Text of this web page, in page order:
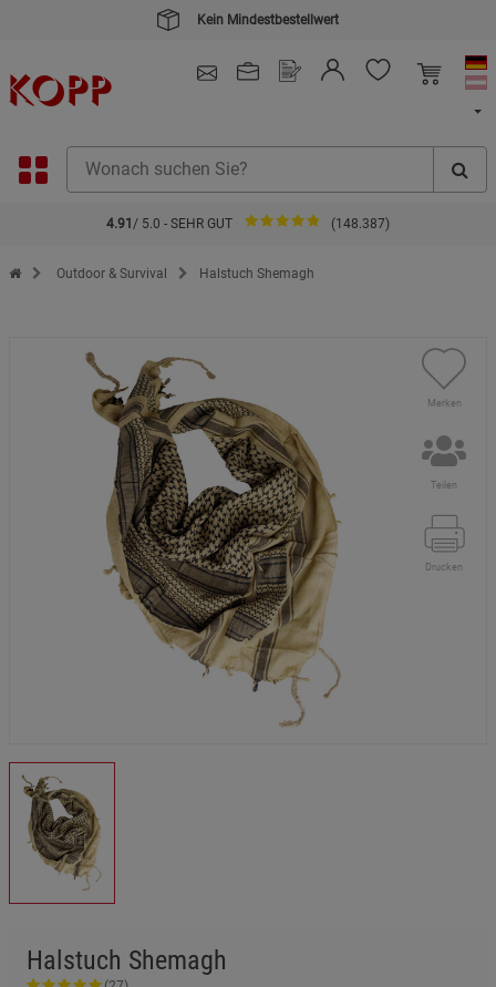
Kein Mindestbestellwert
4.91 / 5.0 - SEHR GUT (148.387)
Zur Startseite des Kopp Verlag Online-Shop
Outdoor & Survival Halstuch Shemagh
Merken
Teilen
Drucken
Halstuch Shemagh